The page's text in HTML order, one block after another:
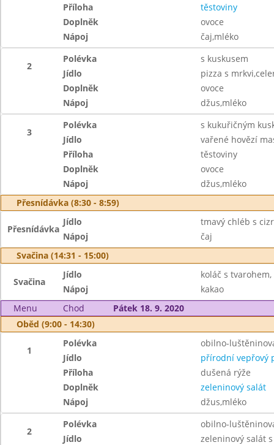
Příloha
těstoviny
Doplněk
ovoce
Nápoj
čaj,mléko
2
Polévka
s kuskusem
Jídlo
pizza s
Doplněk
ovoce
Nápoj
džus,mléko
3
Polévka
s kukuřičným
Jídlo
vařené hovězí
Příloha
těstoviny
Doplněk
ovoce
Nápoj
džus,mléko
Přesnídávka (8:30 - 8:59)
Přesnídávka
Jídlo
tmavý chléb s
Nápoj
čaj
Svačina (14:31 - 15:00)
Svačina
Jídlo
koláč s tvarohem,
Nápoj
kakao
Menu
Chod
Pátek 18. 9. 2020
Oběd (9:00 - 14:30)
1
Polévka
obilno-
Jídlo
přírodní vepřový
Příloha
dušená rýže
Doplněk
zeleninový salát
Nápoj
džus,mléko
2
Polévka
obilno-
Jídlo
zeleninový salát